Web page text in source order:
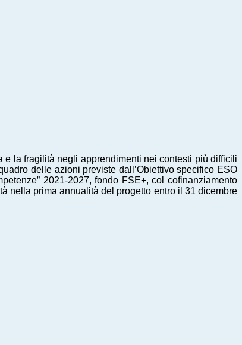
e la fragilità negli apprendimenti nei contesti più difficili
delle azioni previste dall’Obiettivo specifico ESO
2021-2027, fondo FSE+, col cofinanziamento
nella prima annualità del progetto entro il 31 dicembre